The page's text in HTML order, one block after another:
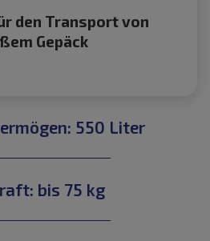
den Transport von
Gepäck
550 Liter
bis 75 kg